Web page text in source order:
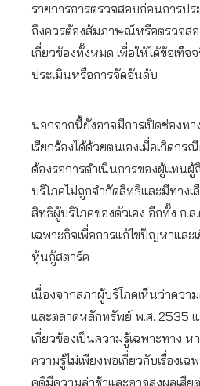
รายการการตรวจสอบก่อนการป
ถึงควรต้องสัมภาษณ์หรือตรวจส
เกี่ยวข้องทั้งหมด เพื่อให้ได้ข้อเท็จ
ประเมินหรือการจัดอันดับ
นอกจากนี้ยังอาจมีการเปิดช่องท
เรียกร้องได้ด้วยตนเองเมื่อเกิดก
ต้องรอการดำเนินการของผู้แทนผู้
บริโภคไม่ถูกจำกัดสิทธิและมีทางเ
สิทธิผู้บริโภคของตัวเอง อีกทั้ง ก.
เฉพาะกิจเพื่อการแก้ไขปัญหาและ
หุ้นกู้สตาร์ค
เนื่องจากสภาผู้บริโภคเห็นว่าคว
และตลาดหลักทรัพย์ พ.ศ. 2535
เกี่ยวข้องเป็นความรู้เฉพาะทาง
ความรู้ไม่เพียงพอเกี่ยวกับเรื่องเ
คดีมีความล่าช้าและอาจส่งผลเสีย